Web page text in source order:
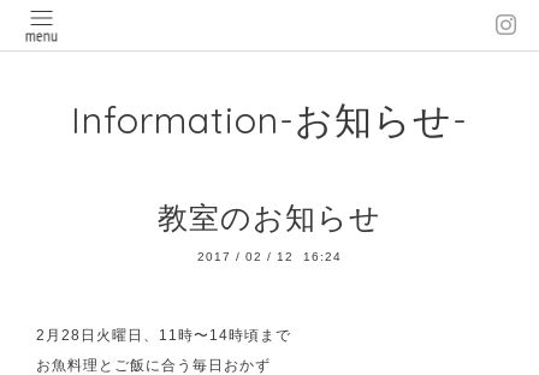
Information-お知らせ-
教室のお知らせ
2017 / 02 / 12 16:24
2月28日火曜日、11時〜14時頃まで
お魚料理とご飯に合う毎日おかず